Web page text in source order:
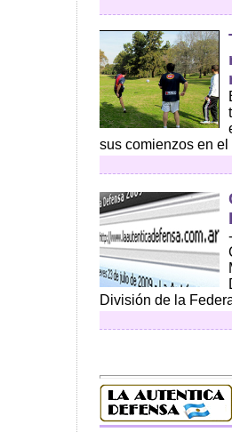
sus comienzos en el
División de la